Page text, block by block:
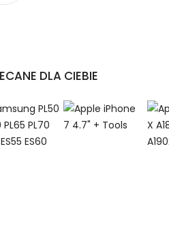
jeśli zakupiony
18 M1807 akumulator.
DLA CIEBIE